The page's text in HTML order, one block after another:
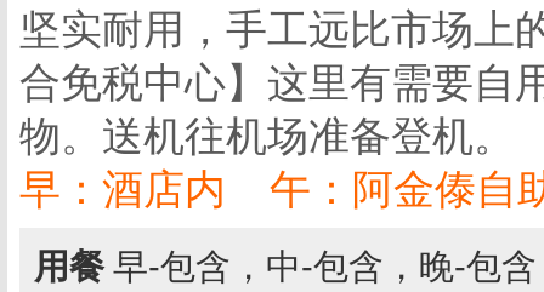
坚实耐用，手工远比市场上
合免税中心】这里有需要自
物。送机往机场准备登机。
早：酒店内 午：阿金傣自
用餐 早-包含，中-包含，晚-包